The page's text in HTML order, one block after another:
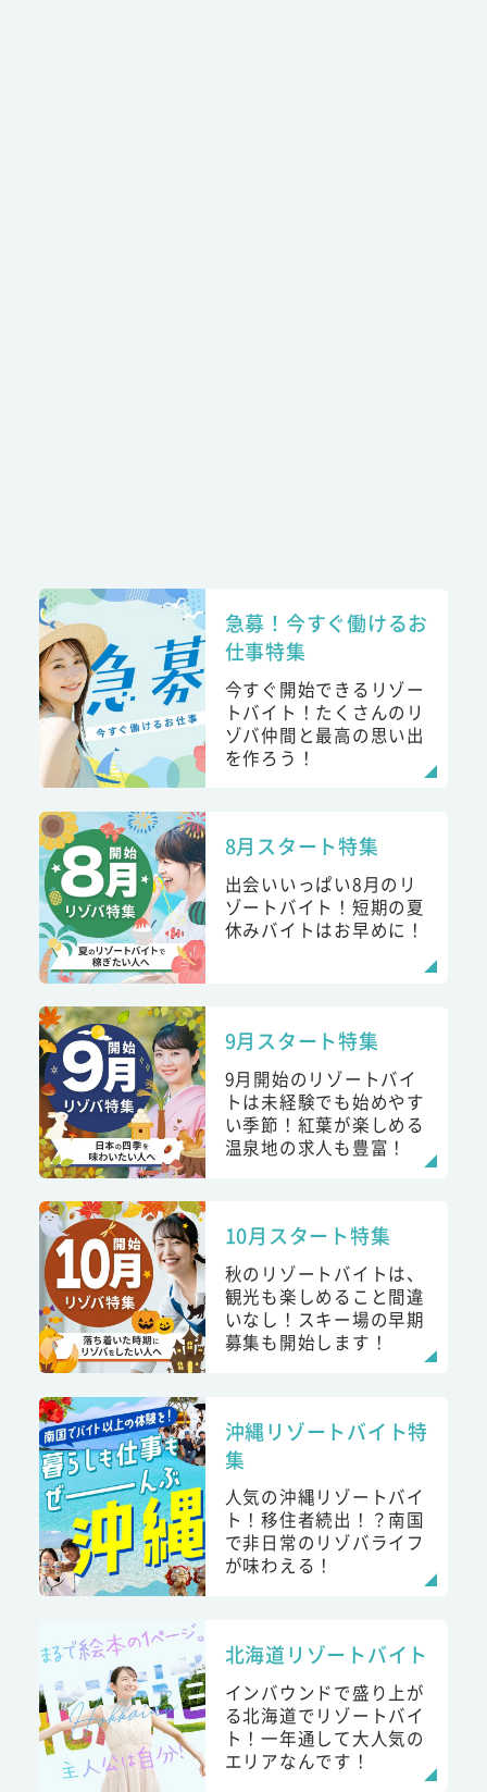
急募！今すぐ働けるお
仕事特集
今すぐ開始できるリゾー
トバイト！たくさんのリ
ゾバ仲間と最高の思い出
を作ろう！
8月スタート特集
出会いいっぱい8月のリ
ゾートバイト！短期の夏
休みバイトはお早めに！
9月スタート特集
9月開始のリゾートバイ
トは未経験でも始めやす
い季節！紅葉が楽しめる
温泉地の求人も豊富！
10月スタート特集
秋のリゾートバイトは、
観光も楽しめること間違
いなし！スキー場の早期
募集も開始します！
沖縄リゾートバイト特
集
人気の沖縄リゾートバイ
ト！移住者続出！？南国
で非日常のリゾバライフ
が味わえる！
北海道リゾートバイト
インバウンドで盛り上が
る北海道でリゾートバイ
ト！一年通して大人気の
エリアなんです！